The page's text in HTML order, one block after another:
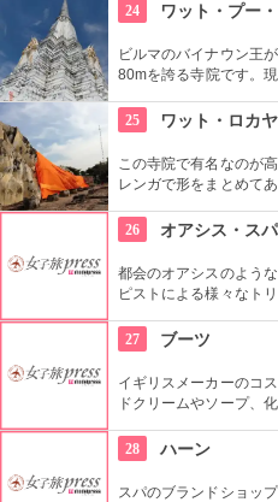
24
ワット・プー
ビルマのバイナウン王
80mを誇る寺院です。
名前の由来です。仏塔
ヤの街が一望できます。
25 ワット・ロカ
この寺院で有名なのが
レンガで形をまとめて
す。
26 オアシス・スパ
都会のオアシスのよう
ピストによる様々なト
り、たくさんの欧米人
27 ブーツ
イギリスメーカーのコ
ドクリームやソープ、
れると思います。
28 ハーン
スパのブランドショッ